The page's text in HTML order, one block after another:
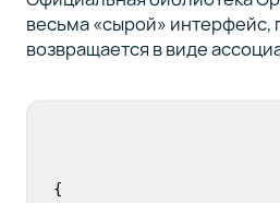
весьма «сырой» интерфейс,
возвращается в виде
{